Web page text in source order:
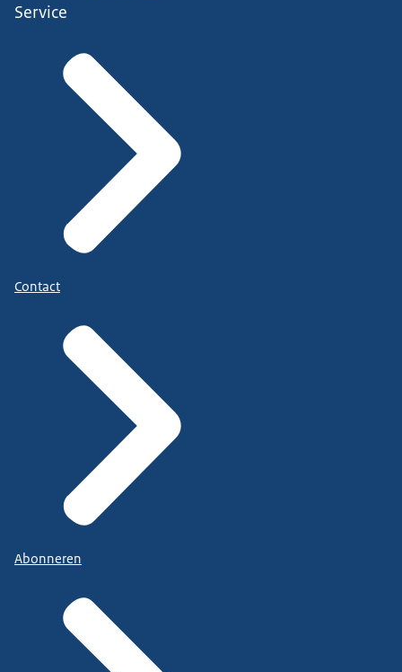
Service
Contact
Abonneren